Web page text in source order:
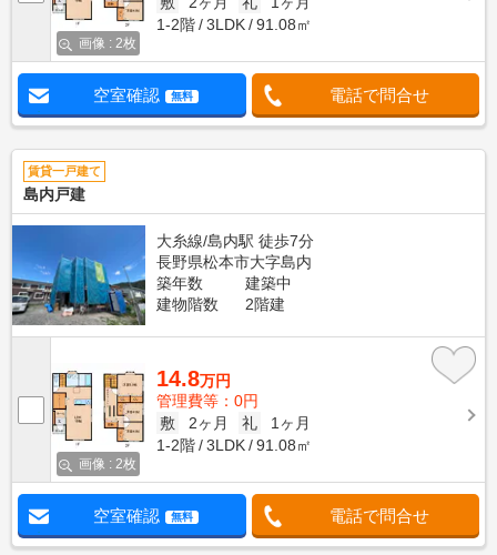
画像 : 2枚
1-2階
3LDK 91.08㎡
空室確認 無料 電話で問合せ
賃貸一戸建て
島内戸建
大糸線/島内駅 徒歩7分
長野県松本市大字島内
築年数
建築中
建物階数
2階建
画像 : 2枚
14.8万円
管理費等：0円
敷
2ヶ月 礼
1ヶ月
1-2階
3LDK 91.08㎡
空室確認 無料 電話で問合せ